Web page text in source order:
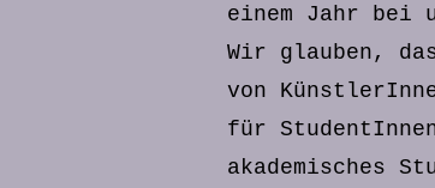
einem Jahr bei
Wir glauben,
von
für
akademisches